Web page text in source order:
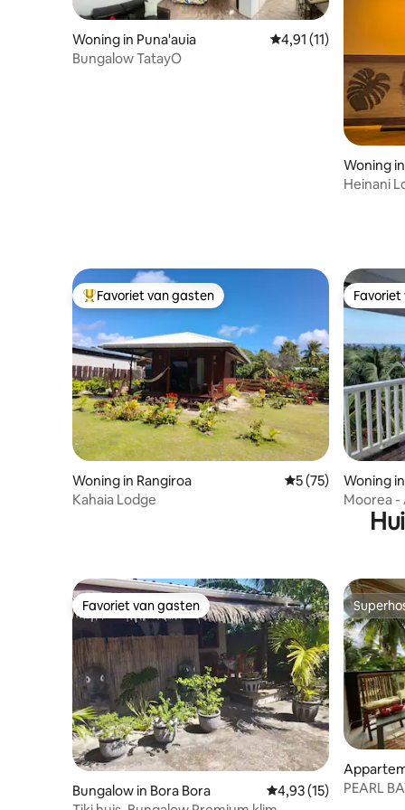
Woning in Puna'auia Gemiddelde
4,91 (11)
Bungalow TatayO
Woning
Heinani
Topfavoriet van gasten
Favoriet van gasten
Woning in Rangiroa Gemiddelde
5 (75)
Kahaia Lodge
Woning
Moorea -
Favoriet van gasten
Favoriet van gasten
Bungalow in Bora Bora Gemiddelde
4,93 (15)
PEARL